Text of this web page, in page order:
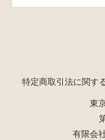
特定商取引法に関す
東
有限会